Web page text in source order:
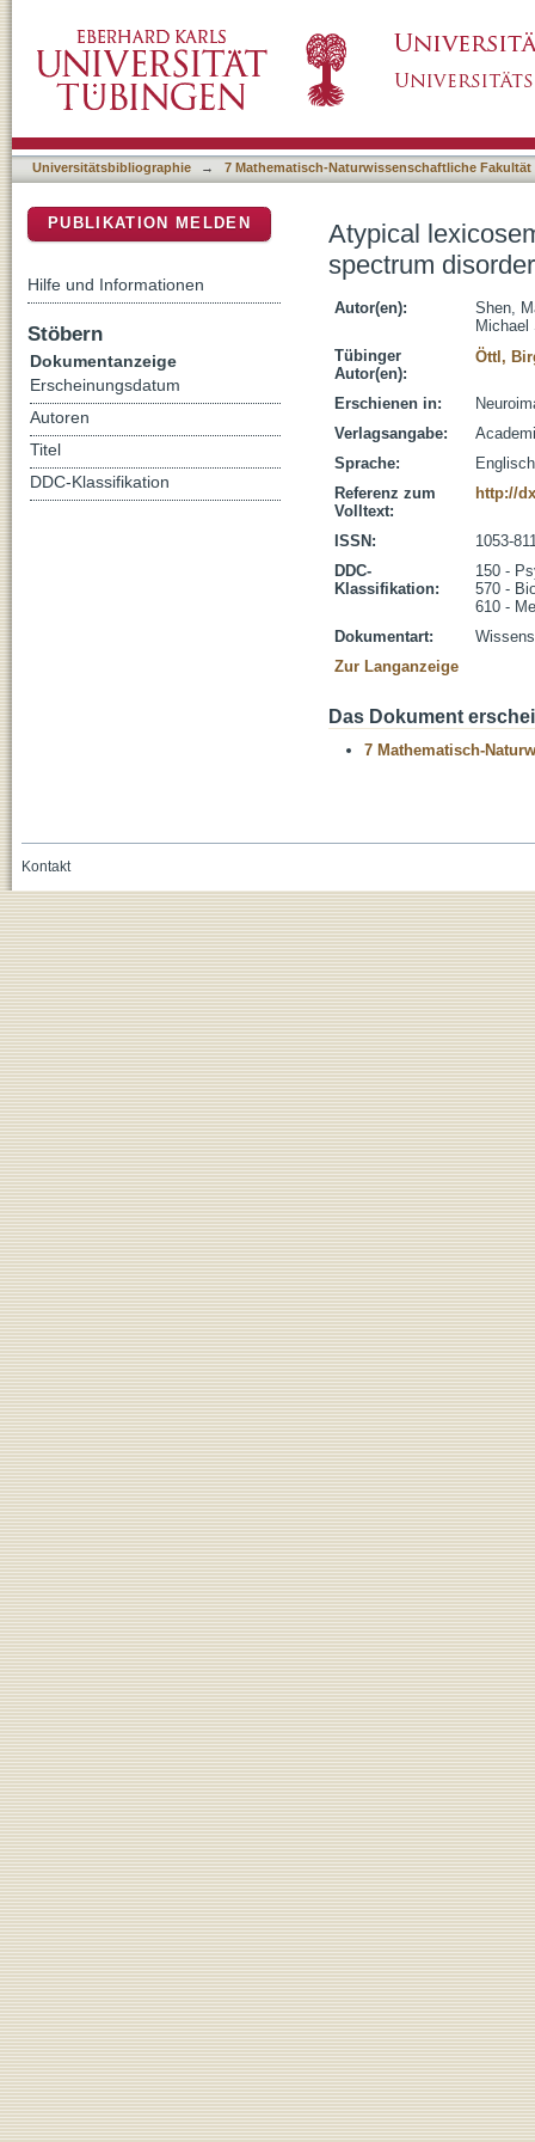
functional and effective connectivity
Universitätsbibliographie → 7 Mathematisch-Naturwissenschaftliche Fakultät
Atypical
spectrum
Autor(en):
Shen,
Michael
Tübinger
Autor(en):
Öttl,
Erschienen in:
Verlagsangabe:
Sprache:
Englisch
Referenz zum
Volltext:
http://
ISSN:
1053-
DDC-
Klassifikation:
150 -
570 -
610 -
Dokumentart:
Zur Langanzeige
Das Dokument
7 Mathematisch-
PUBLIKATION MELDEN
Hilfe und Informationen
Stöbern
Dokumentanzeige
Erscheinungsdatum
Autoren
Titel
DDC-Klassifikation
Kontakt